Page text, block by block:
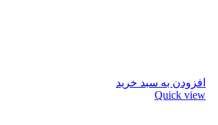
افزودن به سبد خرید
Quick view